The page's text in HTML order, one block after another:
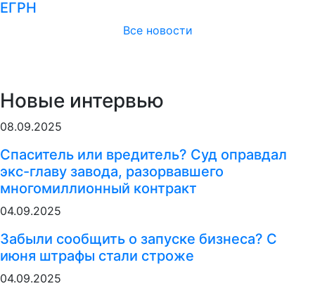
ЕГРН
Все новости
Новые интервью
08.09.2025
Спаситель или вредитель? Суд оправдал
экс-главу завода, разорвавшего
многомиллионный контракт
04.09.2025
Забыли сообщить о запуске бизнеса? С
июня штрафы стали строже
04.09.2025